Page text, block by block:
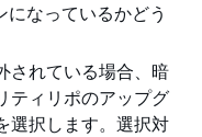
なっているかどう
されている場合、暗
ティリポのアップグ
選択します。選択対